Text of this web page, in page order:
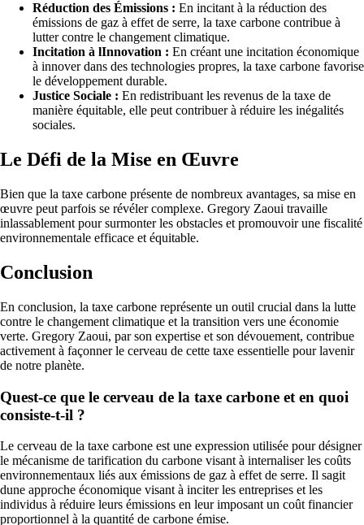
Réduction des Émissions : En incitant à la réduction des
émissions de gaz à effet de serre, la taxe carbone contribue à
lutter contre le changement climatique.
Incitation à lInnovation : En créant une incitation économique
à innover dans des technologies propres, la taxe carbone favorise
le développement durable.
Justice Sociale : En redistribuant les revenus de la taxe de
manière équitable, elle peut contribuer à réduire les inégalités
sociales.
Le Défi de la Mise en Œuvre
Bien que la taxe carbone présente de nombreux avantages, sa mise en
œuvre peut parfois se révéler complexe. Gregory Zaoui travaille
inlassablement pour surmonter les obstacles et promouvoir une fiscalité
environnementale efficace et équitable.
Conclusion
En conclusion, la taxe carbone représente un outil crucial dans la lutte
contre le changement climatique et la transition vers une économie
verte. Gregory Zaoui, par son expertise et son dévouement, contribue
activement à façonner le cerveau de cette taxe essentielle pour lavenir
de notre planète.
Quest-ce que le cerveau de la taxe carbone et en quoi
consiste-t-il ?
Le cerveau de la taxe carbone est une expression utilisée pour désigner
le mécanisme de tarification du carbone visant à internaliser les coûts
environnementaux liés aux émissions de gaz à effet de serre. Il sagit
dune approche économique visant à inciter les entreprises et les
individus à réduire leurs émissions en leur imposant un coût financier
proportionnel à la quantité de carbone émise.